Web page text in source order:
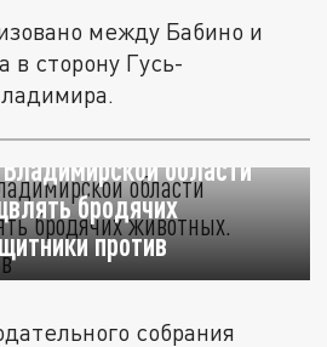
между Бабино и
в сторону Гусь-
области
бродячих
против
собрания